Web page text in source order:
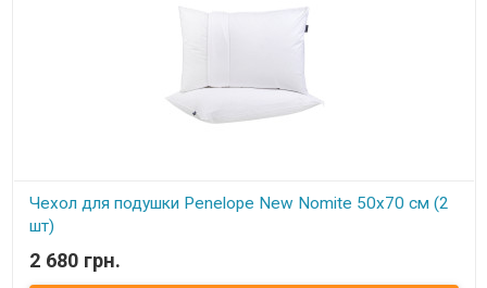
Чехол для подушки Penelope New Nomite 50х70 см (2
шт)
В наличии
2 680 грн.